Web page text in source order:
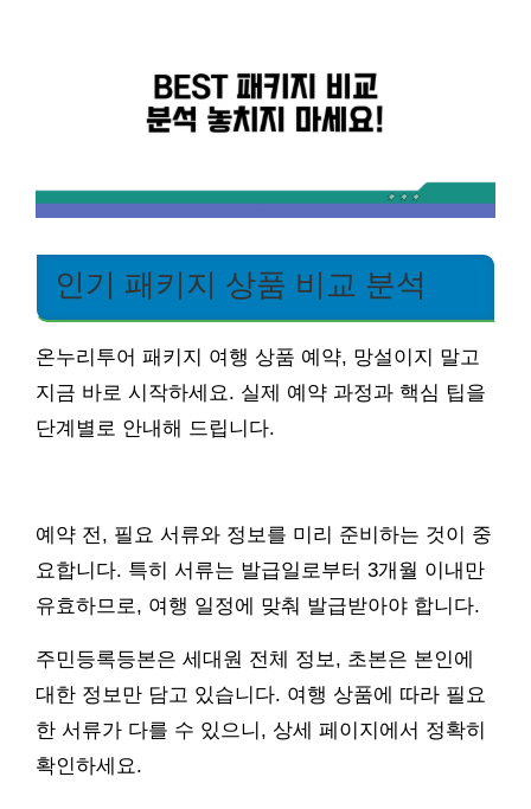
인기 패키지 상품 비교 분석
온누리투어 패키지 여행 상품 예약, 망설이지 말고
지금 바로 시작하세요. 실제 예약 과정과 핵심 팁을
단계별로 안내해 드립니다.
예약 전, 필요 서류와 정보를 미리 준비하는 것이 중
요합니다. 특히 서류는 발급일로부터 3개월 이내만
유효하므로, 여행 일정에 맞춰 발급받아야 합니다.
주민등록등본은 세대원 전체 정보, 초본은 본인에
대한 정보만 담고 있습니다. 여행 상품에 따라 필요
한 서류가 다를 수 있으니, 상세 페이지에서 정확히
확인하세요.